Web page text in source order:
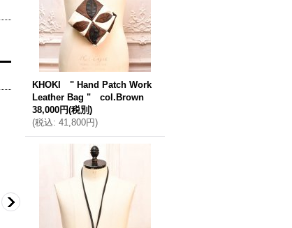
KHOKI " Hand Patch Work
Leather Bag " col.Brown
38,000円(税別)
(税込: 41,800円)